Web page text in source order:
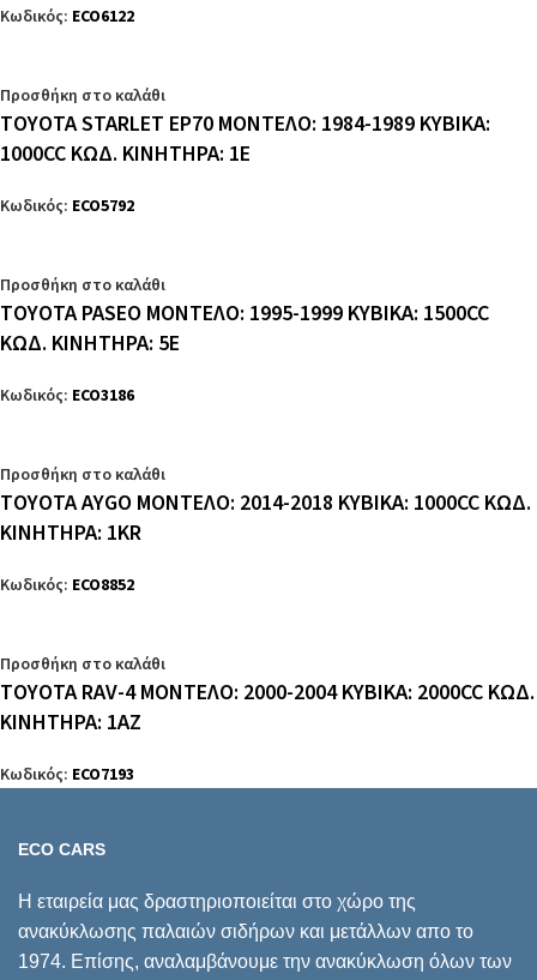
Κωδικός: ECO6122
Προσθήκη στο καλάθι
TOYOTA STARLET EP70 ΜΟΝΤΕΛΟ: 1984-1989 ΚΥΒΙΚΑ:
1000CC ΚΩΔ. ΚΙΝΗΤΗΡΑ: 1E
Κωδικός: ECO5792
Προσθήκη στο καλάθι
TOYOTA PASEO ΜΟΝΤΕΛΟ: 1995-1999 ΚΥΒΙΚΑ: 1500CC
ΚΩΔ. ΚΙΝΗΤΗΡΑ: 5E
Κωδικός: ECO3186
Προσθήκη στο καλάθι
TOYOTA AYGO ΜΟΝΤΕΛΟ: 2014-2018 ΚΥΒΙΚΑ: 1000CC ΚΩΔ.
ΚΙΝΗΤΗΡΑ: 1KR
Κωδικός: ECO8852
Προσθήκη στο καλάθι
TOYOTA RAV-4 ΜΟΝΤΕΛΟ: 2000-2004 KYBIKA: 2000CC ΚΩΔ.
ΚΙΝΗΤΗΡΑ: 1AZ
Κωδικός: ECO7193
ECO CARS
Η εταιρεία μας δραστηριοποιείται στο χώρο της
ανακύκλωσης παλαιών σιδήρων και μετάλλων απο το
1974. Επίσης, αναλαμβάνουμε την ανακύκλωση όλων των